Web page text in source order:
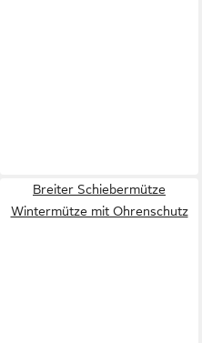
Breiter Schiebermütze
Wintermütze mit Ohrenschutz